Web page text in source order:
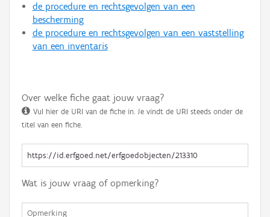
de procedure en rechtsgevolgen van een
bescherming
de procedure en rechtsgevolgen van een vaststelling
van een inventaris
Over welke fiche gaat jouw vraag?
Vul hier de URI van de fiche in. Je vindt de URI steeds onder de
titel van een fiche.
Wat is jouw vraag of opmerking?